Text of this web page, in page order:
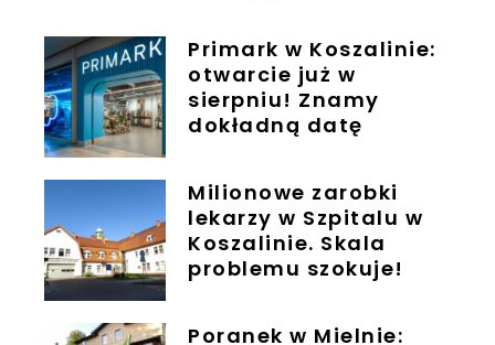
Primark w Koszalinie:
otwarcie już w
sierpniu! Znamy
dokładną datę
Milionowe zarobki
lekarzy w Szpitalu w
Koszalinie. Skala
problemu szokuje!
Poranek w Mielnie: